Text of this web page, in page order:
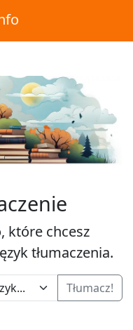
które chcesz
tłumaczenia.
Tłumacz!